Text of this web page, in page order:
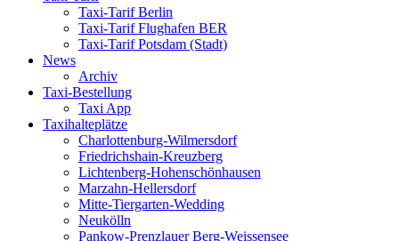
Taxi-Tarif Berlin
Taxi-Tarif Flughafen BER
Taxi-Tarif Potsdam (Stadt)
News
Archiv
Taxi-Bestellung
Taxi App
Taxihalteplätze
Charlottenburg-Wilmersdorf
Friedrichshain-Kreuzberg
Lichtenberg-Hohenschönhausen
Marzahn-Hellersdorf
Mitte-Tiergarten-Wedding
Neukölln
Pankow-Prenzlauer Berg-Weissensee